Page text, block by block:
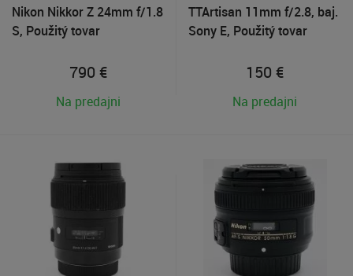
Nikon Nikkor Z 24mm f/1.8
S, Použitý tovar
790 €
Na predajni
TTArtisan 11mm f/2.8, baj.
Sony E, Použitý tovar
150 €
Na predajni